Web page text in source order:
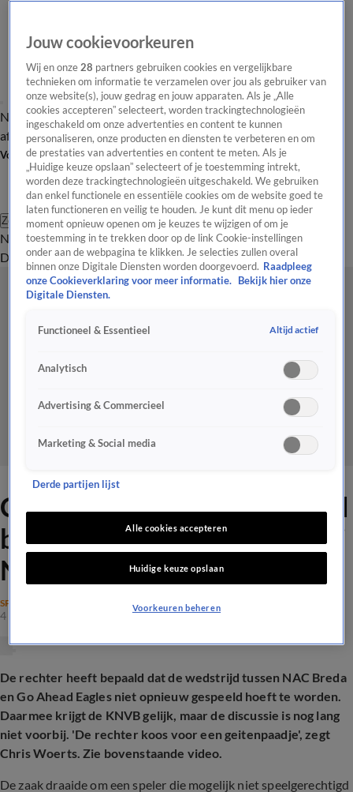
Nieuws van de DagOpinie van de Dag Onze categorieën Laatste
afleveringVideo's Nieuws van de Dag Podcast
Volg Nieuws van de Dag
Zoeken
Nieuws van de DagOpinie van de
Dag
Video'sUitzendingen PodcastPanelContact
Chris Woerts en Frits Barend
botsen over paspoortzaak bij
NAC: 'Kinderachtig'
SPORT
4 mei 2026, 19:04
De rechter heeft bepaald dat de wedstrijd tussen NAC Breda
en Go Ahead Eagles niet opnieuw gespeeld hoeft te worden.
Daarmee krijgt de KNVB gelijk, maar de discussie is nog lang
niet voorbij. 'De rechter koos voor een geitenpaadje', zegt
Chris Woerts. Zie bovenstaande video.
De zaak draaide om een speler die mogelijk niet speelgerechtigd
Jouw cookievoorkeuren
Wij en onze28 partners gebruiken cookies en vergelijkbare
technieken om informatie te verzamelen over jou als gebruiker van
onze website(s), jouw gedrag en jouw apparaten. Als je „Alle
cookies accepteren” selecteert, worden trackingtechnologieën
ingeschakeld om onze advertenties en content te kunnen
personaliseren, onze producten en diensten te verbeteren en om
de prestaties van advertenties en content te meten. Als je
„Huidige keuze opslaan” selecteert of je toestemming intrekt,
worden deze trackingtechnologieën uitgeschakeld. We gebruiken
dan enkel functionele en essentiële cookies om de website goed te
laten functioneren en veilig te houden. Je kunt dit menu op ieder
moment opnieuw openen om je keuzes te wijzigen of om je
toestemming in te trekken door op de link Cookie-instellingen
onder aan de webpagina te klikken. Je selecties zullen overal
binnen onze Digitale Diensten worden doorgevoerd. Raadpleeg
onze Cookieverklaring voor meer informatie.
Bekijk hier onze
Digitale Diensten.
Functioneel & Essentieel Altijd actief
Analytisch
Advertising & Commercieel
Marketing & Social media
Derde partijen lijst
Alle cookies accepteren
Huidige keuze opslaan
Voorkeuren beheren